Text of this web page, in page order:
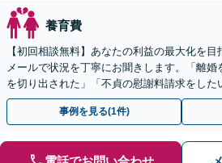
養育費
【初回相談無料】あなたの利益の最大化を目
メールで状況を丁寧にお聞きします。「離
を切り出された」「不貞の慰謝料請求をした
【リーズナブルな料金設定】
事例を見る(1件)